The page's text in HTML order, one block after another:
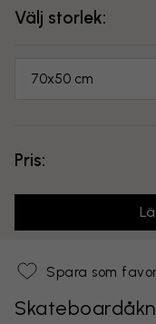
Välj storlek:
70x50 cm
Pris:
Spara som